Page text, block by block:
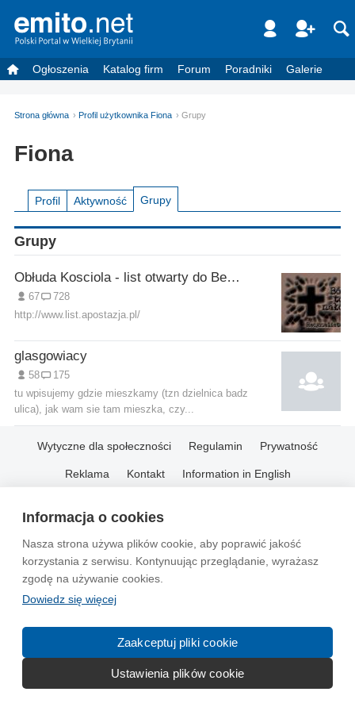
Informacja o cookies
Nasza strona używa plików cookie, aby poprawić jakość
korzystania z serwisu. Kontynuując przeglądanie, wyrażasz
zgodę na używanie cookies.
Dowiedz się więcej
Zaakceptuj pliki cookie
Ustawienia plików cookie
Ogłoszenia Katalog firm Forum Poradniki Galerie
Strona główna Profil użytkownika Fiona Grupy
Fiona
Profil Aktywność Grupy
Grupy
Obłuda Kosciola - list otwarty do Benedykta XVI
67
728
http://www.list.apostazja.pl/
glasgowiacy
58
175
tu wpisujemy gdzie mieszkamy (tzn dzielnica badz
ulica), jak wam sie tam mieszka, czy...
Wytyczne dla społeczności Regulamin Prywatność
Reklama Kontakt Information in English
© 2004-2026 Emito.net